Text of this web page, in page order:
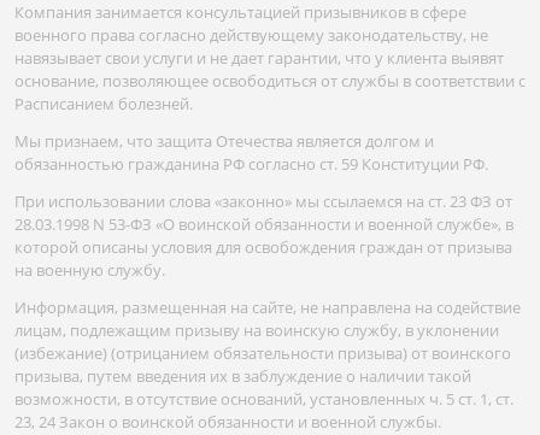
Компания занимается консультацией призывников в сфере
военного права согласно действующему законодательству, не
навязывает свои услуги и не дает гарантии, что у клиента выявят
основание, позволяющее освободиться от службы в соответствии с
Расписанием болезней.
Мы признаем, что защита Отечества является долгом и
обязанностью гражданина РФ согласно ст. 59 Конституции РФ.
При использовании слова «законно» мы ссылаемся на ст. 23 ФЗ от
28.03.1998 N 53-ФЗ «О воинской обязанности и военной службе», в
которой описаны условия для освобождения граждан от призыва
на военную службу.
Информация, размещенная на сайте, не направлена на содействие
лицам, подлежащим призыву на воинскую службу, в уклонении
(избежание) (отрицанием обязательности призыва) от воинского
призыва, путем введения их в заблуждение о наличии такой
возможности, в отсутствие оснований, установленных ч. 5 ст. 1, ст.
23, 24 Закон о воинской обязанности и военной службы.